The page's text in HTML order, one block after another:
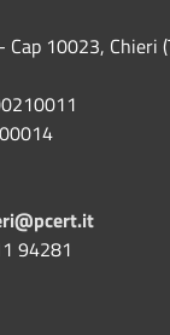
Cap 10023, Chieri
94281